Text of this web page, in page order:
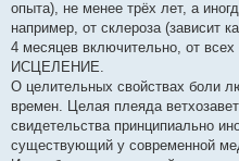
опыта), не менее трёх лет, а
например, от склероза (зависит
4 месяцев включительно, от всех
ИСЦЕЛЕНИЕ.
О целительных свойствах боли
времен. Целая плеяда
свидетельства принципиально
существующий у современной